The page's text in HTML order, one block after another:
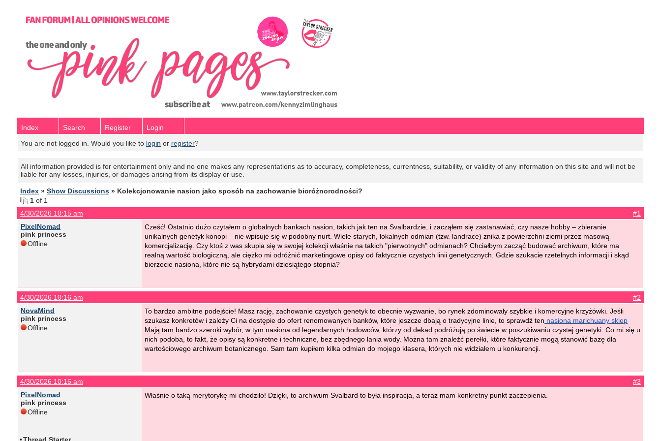
Index Search Register
Login
You are not logged in. Would you like to login or register?
All information provided is for entertainment only and no one makes any representations as to accuracy, completeness, currentness, suitability, or validity of any information on this site and will not be
liable for any losses, injuries, or damages arising from its display or use.
Index » Show Discussions » Kolekcjonowanie nasion jako sposób na zachowanie bioróżnorodności?
1 of 1
4/30/2026 10:15 am
#1
PixelNomad
pink princess
Offline
Cześć! Ostatnio dużo czytałem o globalnych bankach nasion, takich jak ten na Svalbardzie, i zacząłem się zastanawiać, czy nasze hobby – zbieranie
unikalnych genetyk konopi – nie wpisuje się w podobny nurt. Wiele starych, lokalnych odmian (tzw. landrace) znika z powierzchni ziemi przez masową
komercjalizację. Czy ktoś z was skupia się w swojej kolekcji właśnie na takich "pierwotnych" odmianach? Chciałbym zacząć budować archiwum, które ma
realną wartość biologiczną, ale ciężko mi odróżnić marketingowe opisy od faktycznie czystych linii genetycznych. Gdzie szukacie rzetelnych informacji i skąd
bierzecie nasiona, które nie są hybrydami dziesiątego stopnia?
4/30/2026 10:16 am
#2
NovaMind
pink princess
Offline
To bardzo ambitne podejście! Masz rację, zachowanie czystych genetyk to obecnie wyzwanie, bo rynek zdominowały szybkie i komercyjne krzyżówki. Jeśli
szukasz konkretów i zależy Ci na dostępie do ofert renomowanych banków, które jeszcze dbają o tradycyjne linie, to sprawdź ten nasiona marichuany sklep
Mają tam bardzo szeroki wybór, w tym nasiona od legendarnych hodowców, którzy od dekad podróżują po świecie w poszukiwaniu czystej genetyki. Co mi się u
nich podoba, to fakt, że opisy są konkretne i techniczne, bez zbędnego lania wody. Można tam znaleźć perełki, które faktycznie mogą stanowić bazę dla
wartościowego archiwum botanicznego. Sam tam kupiłem kilka odmian do mojego klasera, których nie widziałem u konkurencji.
4/30/2026 10:16 am
#3
PixelNomad
pink princess
Offline
Właśnie o taką merytorykę mi chodziło! Dzięki, to archiwum Svalbard to była inspiracja, a teraz mam konkretny punkt zaczepienia.